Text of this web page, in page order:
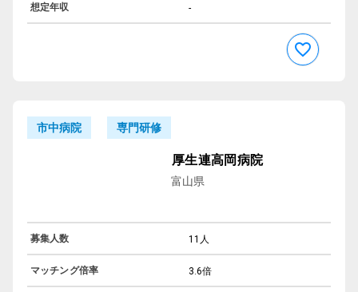
想定年収 -
市中病院 専門研修
厚生連高岡病院
富山県
募集人数 11人
マッチング倍率 3.6倍